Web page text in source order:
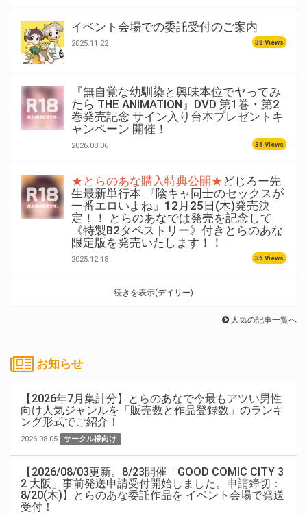
イベント会場での委託受付のご案内
2025.11.22 38 Views
『無自覚な幼馴染と興味本位でヤってみ
たら THE ANIMATION』DVD 第1巻・第2
巻発売記念 サイン入り台本プレゼントキ
ャンペーン 開催！
2026.08.06 36 Views
★とらのあな購入特典公開★どじろー先
生最新単行本 『陰キャ同士のセックスが
一番エロいよね』12月25日(木)発売決
定！！ とらのあなでは発売を記念して
《特製B2タペストリー》付きとらのあな
限定版を発売いたします！！
2025.12.18 36 Views
続きを表示(デイリー)
人気の記事一覧へ
お知らせ
【2026年7月集計分】とらのあなで今最もアツい男性
向け人気ジャンルを「販売数と作品登録数」のランキ
ング形式でご紹介！
2026.08.05 サークル様向け
【2026/08/03更新。8/23開催「GOOD COMIC CITY 3
2 大阪」事前発送申請受付開始しました。申請締切：
8/20(木)】とらのあな委託作品を イベント会場で発送
受付！